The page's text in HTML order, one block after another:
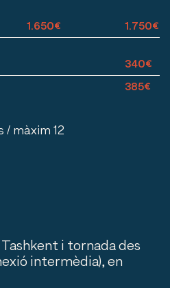
1.650€
1.750€
340€
385€
màxim 12
i tornada des
intermèdia), en